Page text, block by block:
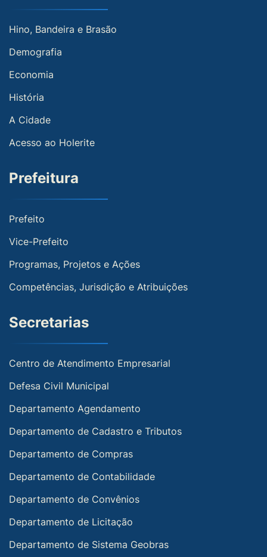
Hino, Bandeira e Brasão
Demografia
Economia
História
A Cidade
Acesso ao Holerite
Prefeitura
Prefeito
Vice-Prefeito
Programas, Projetos e Ações
Competências, Jurisdição e Atribuições
Secretarias
Centro de Atendimento Empresarial
Defesa Civil Municipal
Departamento Agendamento
Departamento de Cadastro e Tributos
Departamento de Compras
Departamento de Contabilidade
Departamento de Convênios
Departamento de Licitação
Departamento de Sistema Geobras